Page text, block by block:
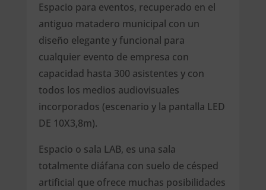
Espacio para eventos, recuperado en el
antiguo matadero municipal con un
diseño elegante y funcional para
cualquier evento de empresa con
capacidad hasta 300 asistentes y con
todos los medios audiovisuales
incorporados (escenario y la pantalla LED
DE 10X3,8m).
Espacio o sala LAB, es una sala
totalmente diáfana con suelo de césped
artificial que ofrece muchas posibilidades